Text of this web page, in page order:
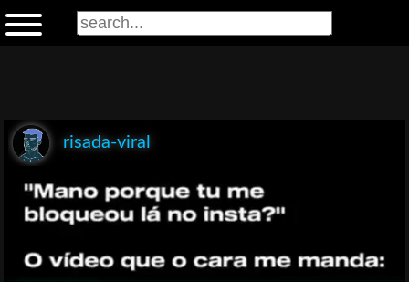
risada-viral